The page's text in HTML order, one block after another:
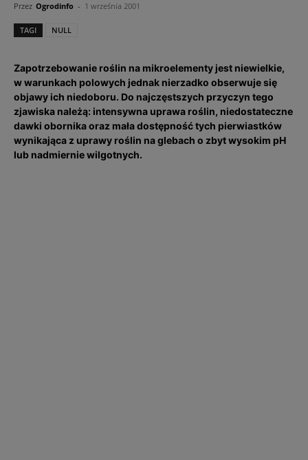
Przez Ogrodinfo - 1 września 2001
TAGI NULL
Zapotrzebowanie roślin na mikroelementy jest niewielkie,
w warunkach polowych jednak nierzadko obserwuje się
objawy ich niedoboru. Do najczęstszych przyczyn tego
zjawiska należą: intensywna uprawa roślin, niedostateczne
dawki obornika oraz mała dostępność tych pierwiastków
wynikająca z uprawy roślin na glebach o zbyt wysokim pH
lub nadmiernie wilgotnych.